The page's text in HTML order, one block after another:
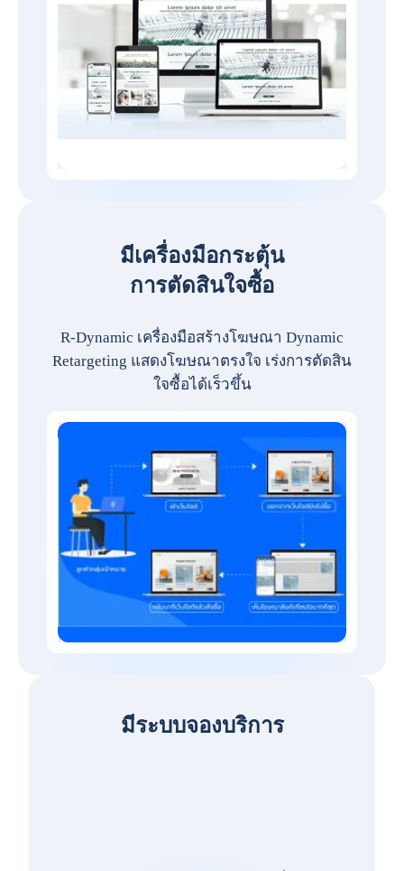
มีเครื่องมือกระตุ้น
การตัดสินใจซื้อ
R-Dynamic เครื่องมือสร้างโฆษณา Dynamic
Retargeting แสดงโฆษณาตรงใจ เร่งการตัดสิน
ใจซื้อได้เร็วขึ้น
มีระบบจองบริการ